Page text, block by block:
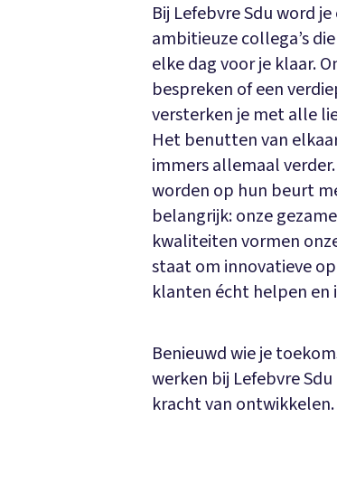
Bij Lefebvre Sdu word
ambitieuze collega’s
elke dag voor je klaar.
bespreken of een
versterken je met alle
Het benutten van
immers allemaal
worden op hun beurt
belangrijk: onze
kwaliteiten vormen
staat om innovatieve
klanten écht helpen en
Benieuwd wie je
werken bij Lefebvre
kracht van ontwikkelen.